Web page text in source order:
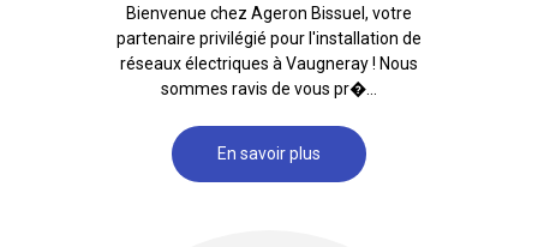
Bienvenue chez Ageron Bissuel, votre
partenaire privilégié pour l'installation de
réseaux électriques à Vaugneray ! Nous
sommes ravis de vous pr�...
En savoir plus